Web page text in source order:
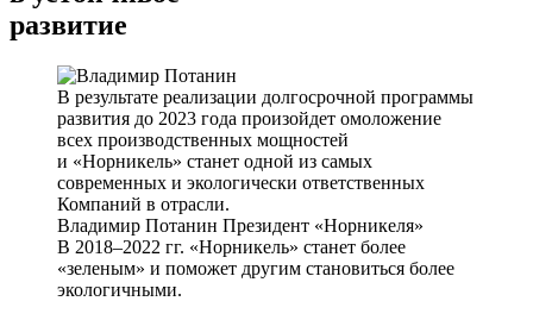
развитие
В результате реализации долгосрочной программы
развития до 2023 года произойдет омоложение
всех производственных мощностей
и «Норникель» станет одной из самых
современных и экологически ответственных
Компаний в отрасли.
Владимир Потанин Президент «Норникеля»
В 2018–2022 гг. «Норникель» станет более
«зеленым» и поможет другим становиться более
экологичными.